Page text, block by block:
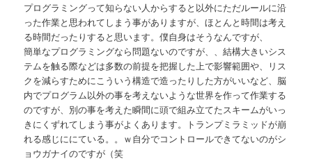
プログラミングって知らない人からすると以外にただルールに沿
った作業と思われてしまう事がありますが、ほとんと時間は考え
る時間だったりすると思います。僕自身はそうなんですが、
簡単なプログラミングなら問題ないのですが、、結構大きいシス
テムを触る際などは多数の前提を把握した上で影響範囲や、リス
クを減らすためにこういう構造で造ったりした方がいいなど、脳
内でプログラム以外の事を考えないような世界を作って作業する
のですが、別の事を考えた瞬間に頭で組み立てたスキームがいっ
きにくずれてしまう事がよくあります。トランプミラミッドが崩
れる感じににている。。ｗ自分でコントロールできてないのがシ
ョウガナイのですが（笑